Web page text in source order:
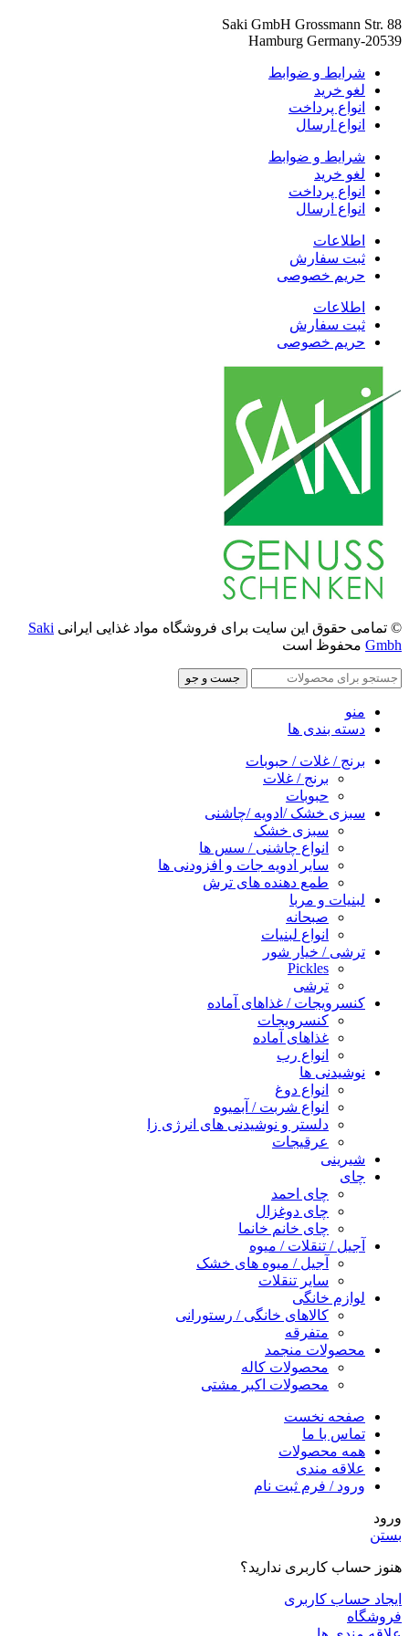
Saki GmbH Grossmann Str. 88
20539-Hamburg Germany
شرایط و ضوابط
لغو خرید
انواع پرداخت
انواع ارسال
شرایط و ضوابط
لغو خرید
انواع پرداخت
انواع ارسال
اطلاعات
ثبت سفارش
حریم خصوصی
اطلاعات
ثبت سفارش
حریم خصوصی
© تمامی حقوق این سایت برای فروشگاه مواد غذایی ایرانی Saki
Gmbh محفوظ است
جست و جو
منو
دسته بندی ها
برنج / غلات / حبوبات
برنج / غلات
حبوبات
سبزی خشک /ادویه /چاشنی
سبزی خشک
انواع چاشنی / سس ها
سایر ادویه جات و افزودنی ها
طمع دهنده های ترش
لبنیات و مربا
صبحانه
انواع لبنیات
ترشی / خیار شور
Pickles
ترشی
کنسرویجات / غذاهای آماده
کنسرویجات
غذاهای آماده
انواع رب
نوشیدنی ها
انواع دوغ
انواع شربت / آبمیوه
دلستر و نوشیدنی های انرژی زا
عرقیجات
شیرینی
چای
چای احمد
چای دوغزال
چای خانم خانما
آجیل / تنقلات / میوه
آجیل / میوه های خشک
سایر تنقلات
لوازم خانگی
کالاهای خانگی / رستورانی
متفرقه
محصولات منجمد
محصولات کاله
محصولات اکبر مشتی
صفحه نخست
تماس با ما
همه محصولات
علاقه مندی
ورود / فرم ثبت نام
ورود
بستن
هنوز حساب کاربری ندارید؟
ایجاد حساب کاربری
فروشگاه